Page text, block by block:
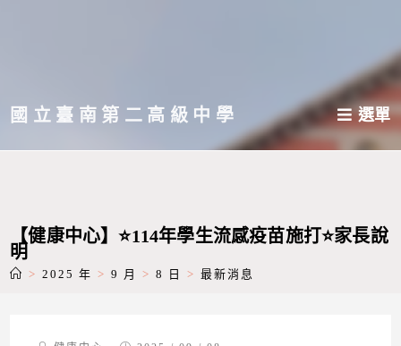
主國立臺南第二高級中學 選單
【健康中心】⭐114年學生流感疫苗施打⭐家長說
明
> 2025 年 > 9 月 > 8 日 > 最新消息